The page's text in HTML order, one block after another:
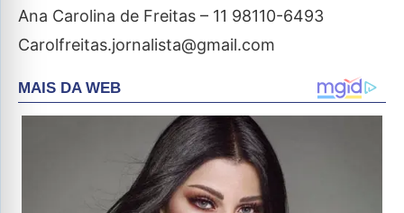
Ana Carolina de Freitas – 11 98110-6493
Carolfreitas.jornalista@gmail.com